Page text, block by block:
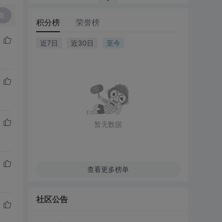
积分榜 荣誉榜
近7日 近30日 至今
暂无数据
查看更多榜单
社区公告